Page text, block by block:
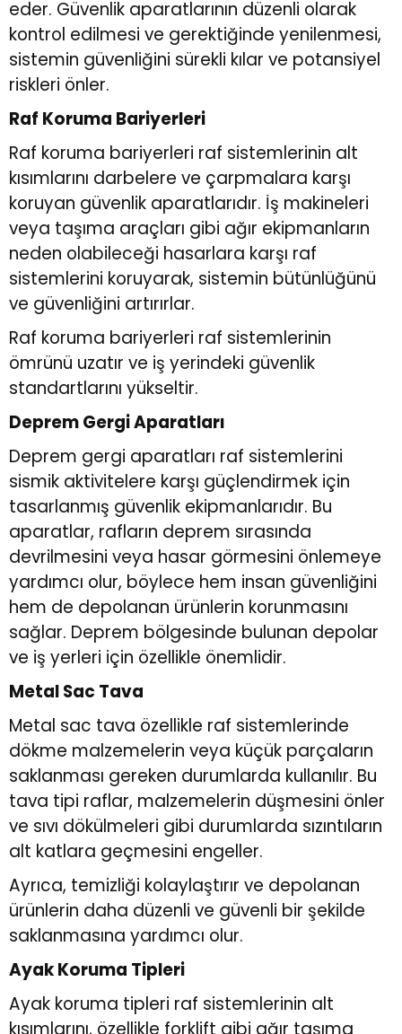
eder. Güvenlik aparatlarının düzenli olarak
kontrol edilmesi ve gerektiğinde yenilenmesi,
sistemin güvenliğini sürekli kılar ve potansiyel
riskleri önler.
Raf Koruma Bariyerleri
Raf koruma bariyerleri raf sistemlerinin alt
kısımlarını darbelere ve çarpmalara karşı
koruyan güvenlik aparatlarıdır. İş makineleri
veya taşıma araçları gibi ağır ekipmanların
neden olabileceği hasarlara karşı raf
sistemlerini koruyarak, sistemin bütünlüğünü
ve güvenliğini artırırlar.
Raf koruma bariyerleri raf sistemlerinin
ömrünü uzatır ve iş yerindeki güvenlik
standartlarını yükseltir.
Deprem Gergi Aparatları
Deprem gergi aparatları raf sistemlerini
sismik aktivitelere karşı güçlendirmek için
tasarlanmış güvenlik ekipmanlarıdır. Bu
aparatlar, rafların deprem sırasında
devrilmesini veya hasar görmesini önlemeye
yardımcı olur, böylece hem insan güvenliğini
hem de depolanan ürünlerin korunmasını
sağlar. Deprem bölgesinde bulunan depolar
ve iş yerleri için özellikle önemlidir.
Metal Sac Tava
Metal sac tava özellikle raf sistemlerinde
dökme malzemelerin veya küçük parçaların
saklanması gereken durumlarda kullanılır. Bu
tava tipi raflar, malzemelerin düşmesini önler
ve sıvı dökülmeleri gibi durumlarda sızıntıların
alt katlara geçmesini engeller.
Ayrıca, temizliği kolaylaştırır ve depolanan
ürünlerin daha düzenli ve güvenli bir şekilde
saklanmasına yardımcı olur.
Ayak Koruma Tipleri
Ayak koruma tipleri raf sistemlerinin alt